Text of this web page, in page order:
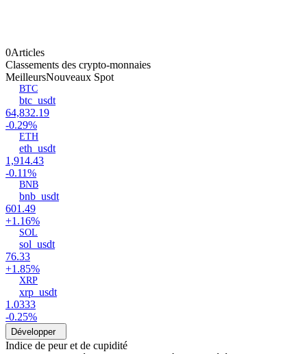
0Articles
Classements des crypto-monnaies
MeilleursNouveaux Spot
BTC
btc_usdt
64,832.19
-0.29%
ETH
eth_usdt
1,914.43
-0.11%
BNB
bnb_usdt
601.49
+1.16%
SOL
sol_usdt
76.33
+1.85%
XRP
xrp_usdt
1.0333
-0.25%
Développer
Indice de peur et de cupidité